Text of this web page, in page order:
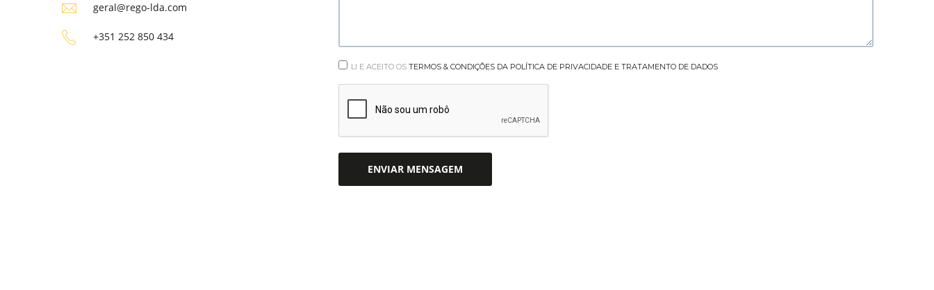
geral@rego-lda.com
+351 252 850 434
LI E ACEITO OS TERMOS & CONDIÇÕES DA POLÍTICA DE PRIVACIDADE E TRATAMENTO DE DADOS
ENVIAR MENSAGEM